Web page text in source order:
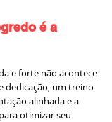
é a
e forte não acontece
dedicação, um treino
alinhada e a
otimizar seu